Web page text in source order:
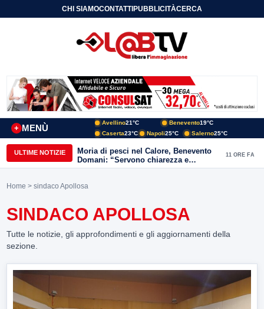
CHI SIAMOCONTATTIPUBBLICITÀCERCA
MENÙ
+
Avellino21°C Benevento19°C
Caserta23°C Napoli25°C Salerno25°C
ULTIME NOTIZIE
Moria di pesci nel Calore, Benevento
Domani: “Servono chiarezza e
approfondimenti sulla gestione
11 ORE FA
Home > sindaco Apollosa
SINDACO APOLLOSA
Tutte le notizie, gli approfondimenti e gli aggiornamenti della
sezione.